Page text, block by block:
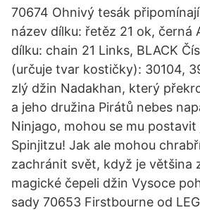
70674 Ohnivý tesák
název dílku: řetěz 21 ok, černá
dílku: chain 21 Links, BLACK
(určuje tvar kostičky): 30104,
zlý džin Nadakhan, který
a jeho družina Pirátů nebes
Ninjago, mohou se mu
Spinjitzu! Jak ale mohou
zachránit svět, když je většina
magické čepeli džin Vysoce
sady 70653 Firstbourne od